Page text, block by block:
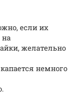
если их
желательно
немного